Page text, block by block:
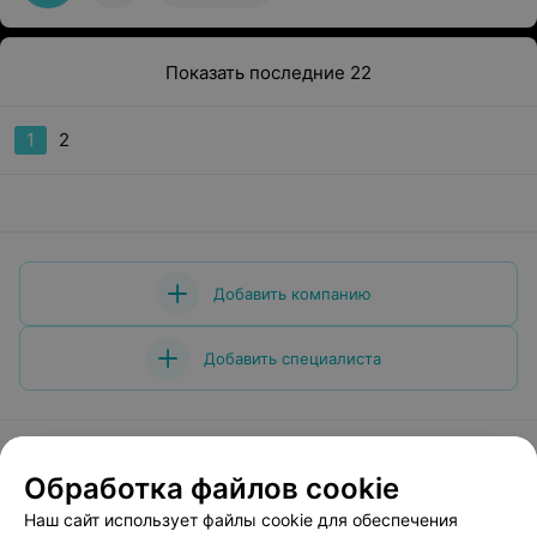
сама их выдавливала(((( как ушла с 'грязным' лицом,
так и пришла!!!!! за чистку отдала 250 тыс.бел.руб.
пледом)))) полежала под пледом за 250 тыс)))
Показать последние 22
1 2
Добавить компанию
Добавить специалиста
О проекте Новости проекта
Размещение рекламы
Обработка файлов cookie
Наш сайт использует файлы cookie для обеспечения